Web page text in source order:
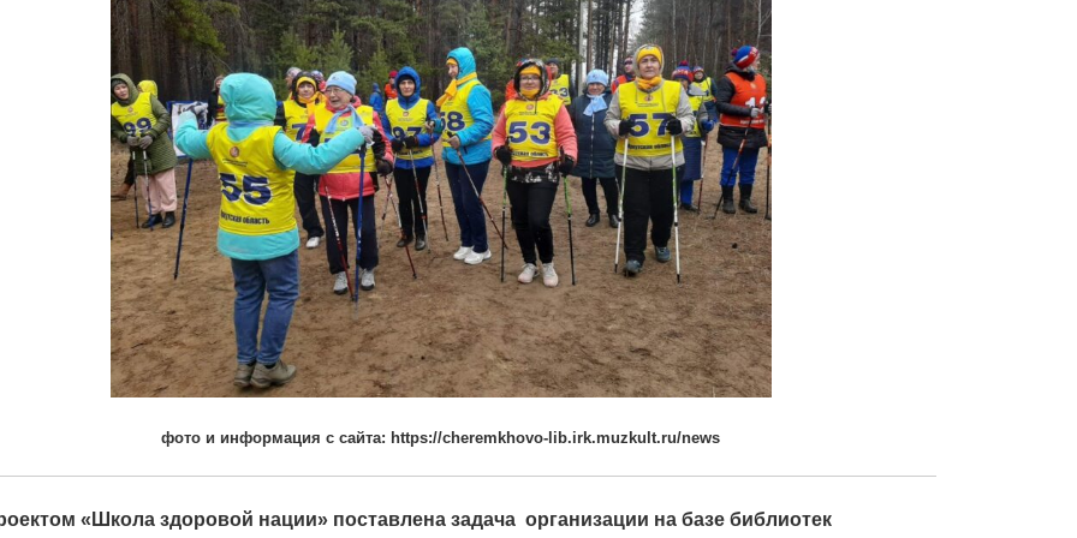
фото и информация с сайта: https://cheremkhovo-lib.irk.muzkult.ru/news
«Школа здоровой нации» поставлена задача организации на базе библиотек